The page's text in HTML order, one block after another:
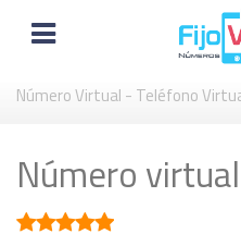
Número Virtual - Teléfono
Número